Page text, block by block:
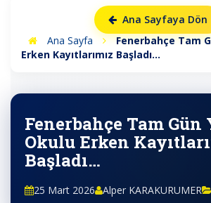
Ana Sayfaya Dön
Ana Sayfa
Fenerbahçe Tam
Erken Kayıtlarımız Başladı…
Fenerbahçe Tam Gün
Okulu Erken
Başladı…
25 Mart 2026 Alper KARAKURUMER